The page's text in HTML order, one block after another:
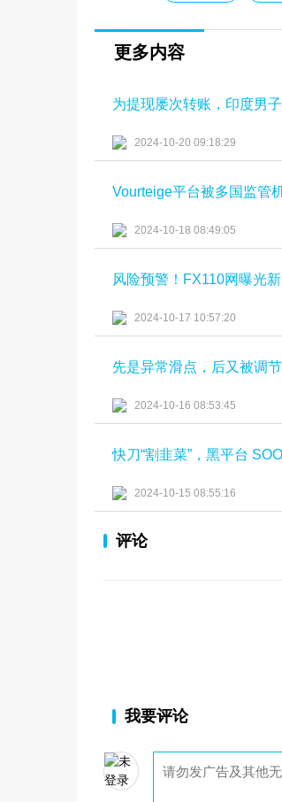
更多内容
为提现屡次转账，印度男
2024-10-20 09:18:29
Vourteige平台被多国监管
2024-10-18 08:49:05
风险预警！FX110网曝光
2024-10-17 10:57:20
先是异常滑点，后又被调
2024-10-16 08:53:45
快刀“割韭菜”，黑平台
2024-10-15 08:55:16
评论
我要评论